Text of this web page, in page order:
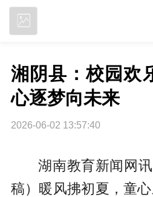
湘阴县：校园欢
心逐梦向未来
2026-06-02 13:57:40
湖南教育新闻网
稿）暖风拂初夏，童心